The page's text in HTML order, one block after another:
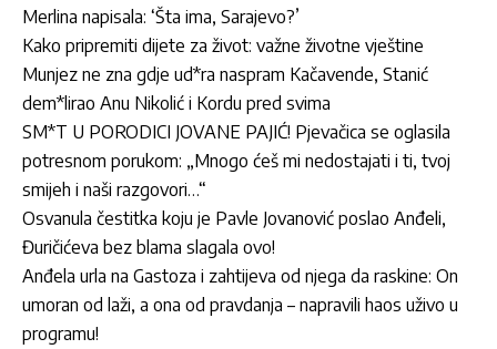
Merlina napisala: ‘Šta ima, Sarajevo?’
Kako pripremiti dijete za život: važne životne vještine
Munjez ne zna gdje ud*ra naspram Kačavende, Stanić
dem*lirao Anu Nikolić i Kordu pred svima
SM*T U PORODICI JOVANE PAJIĆ! Pjevačica se oglasila
potresnom porukom: „Mnogo ćeš mi nedostajati i ti, tvoj
smijeh i naši razgovori…“
Osvanula čestitka koju je Pavle Jovanović poslao Anđeli,
Đuričićeva bez blama slagala ovo!
Anđela urla na Gastoza i zahtijeva od njega da raskine: On
umoran od laži, a ona od pravdanja – napravili haos uživo u
programu!